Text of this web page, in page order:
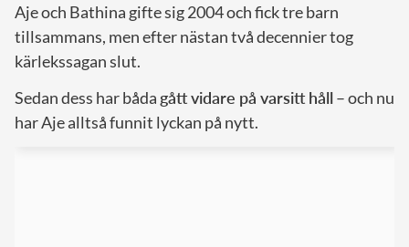
Aje och Bathina gifte sig 2004 och fick tre barn
tillsammans, men efter nästan två decennier tog
kärlekssagan slut.
Sedan dess har båda gått vidare på varsitt håll– och nu
har Aje alltså funnit lyckan på nytt.